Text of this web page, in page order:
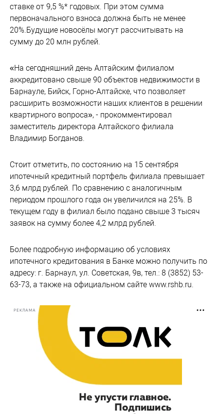
ставке от 9,5 %* годовых. При этом сумма
первоначального взноса должна быть не менее
20%.Будущие новосёлы могут рассчитывать на
сумму до 20 млн рублей.
«На сегодняшний день Алтайским филиалом
аккредитовано свыше 90 объектов недвижимости в
Барнауле, Бийск, Горно-Алтайске, что позволяет
расширить возможности наших клиентов в решении
квартирного вопроса», - прокомментировал
заместитель директора Алтайского филиала
Владимир Богданов.
Стоит отметить, по состоянию на 15 сентября
ипотечный кредитный портфель филиала превышает
3,6 млрд рублей. По сравнению с аналогичным
периодом прошлого года он увеличился на 25%. В
текущем году в филиал было подано свыше 3 тысяч
заявок на сумму более 4,2 млрд рублей.
Более подробную информацию об условиях
ипотечного кредитования в Банке можно получить по
адресу: г. Барнаул, ул. Советская, 9в, тел.: 8 (3852) 53-
63-73, а также на официальном сайте www.rshb.ru.
РЕКЛАМА